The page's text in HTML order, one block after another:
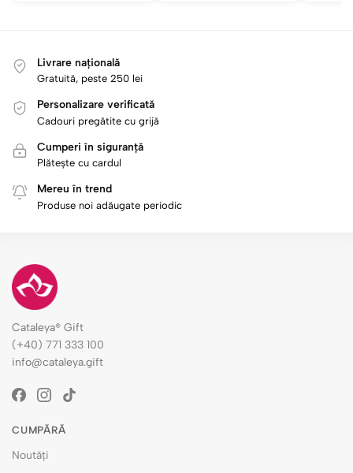
Livrare națională
Gratuită, peste 250 lei
Personalizare verificată
Cadouri pregătite cu grijă
Cumperi în siguranță
Plătește cu cardul
Mereu în trend
Produse noi adăugate periodic
Cataleya® Gift
(+40) 771 333 100
info@cataleya.gift
CUMPĂRĂ
Noutăți